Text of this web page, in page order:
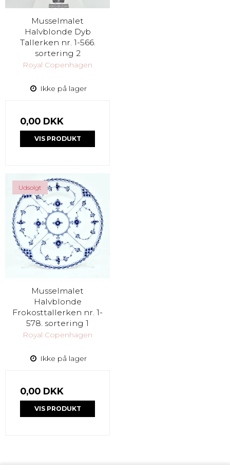
Musselmalet
Halvblonde Dyb
Tallerken nr. 1-566.
sortering 2
Royal Copenhagen
Ikke på lager
0,00 DKK
VIS PRODUKT
Udsolgt
Musselmalet
Halvblonde
Frokosttallerken nr. 1-
578. sortering 1
Royal Copenhagen
Ikke på lager
0,00 DKK
VIS PRODUKT